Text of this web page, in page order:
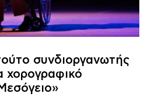
συνδιοργανωτής
χορογραφικό